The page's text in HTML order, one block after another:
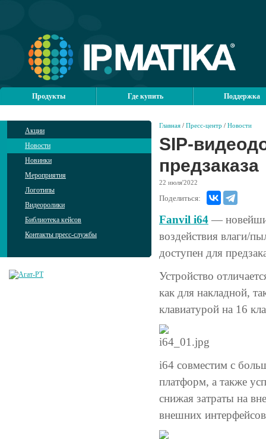
Продукты Где купить Поддержка
Акции
Новости
Новинки
Мероприятия
Логотипы
Видеоролики
Библиотека кейсов
Контакты пресс-службы
Главная / Пресс-центр / Новости
SIP-
предзаказа
22 июля'2022
Поделиться:
Fanvil i64 —
воздействия влаги/
доступен для
Устройство
как для накладной,
клавиатурой на 16
i64 совместим с
платформ, а также
снижая затраты на
внешних